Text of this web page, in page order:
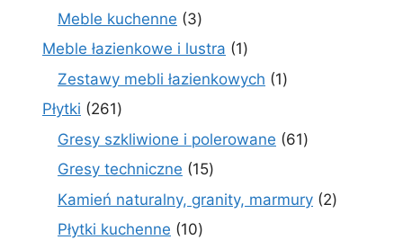
produktów
Meble kuchenne 33
produkty
Meble łazienkowe i lustra 11
produkt
Zestawy mebli łazienkowych 11
Płytki 261261
produktów
Gresy szkliwione i polerowane 6161
Gresy techniczne 1515
produktów
Kamień naturalny, granity, marmury 22
Płytki kuchenne 1010